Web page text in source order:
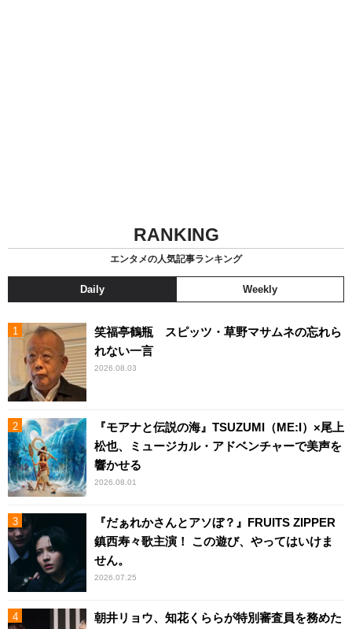
RANKING
エンタメの人気記事ランキング
Daily Weekly
笑福亭鶴瓶 スピッツ・草野マサムネの忘れら
れない一言
2026.08.03
『モアナと伝説の海』TSUZUMI（ME:I）×尾上
松也、ミュージカル・アドベンチャーで美声を
響かせる
2026.08.01
『だぁれかさんとアソぼ？』FRUITS ZIPPER
鎮西寿々歌主演！ この遊び、やってはいけま
せん。
2026.07.25
朝井リョウ、知花くららが特別審査員を務めた